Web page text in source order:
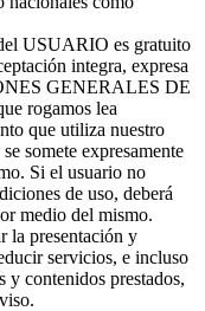
USUARIO es gratuito
integra, expresa
GENERALES DE
rogamos lea
que utiliza nuestro
somete expresamente
Si el usuario no
de uso, deberá
medio del mismo.
la presentación y
servicios, e incluso
y contenidos prestados,